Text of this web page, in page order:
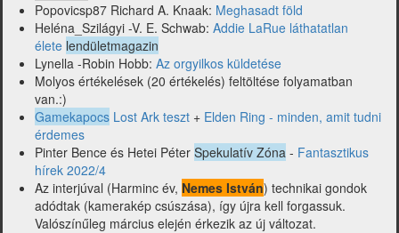
Popovicsp87 Richard A. Knaak: Meghasadt föld
Heléna_Szilágyi -V. E. Schwab: Addie LaRue láthatatlan
élete lendületmagazin
Lynella -Robin Hobb: Az orgyilkos küldetése
Molyos értékelések (20 értékelés) feltöltése folyamatban
van.:)
Gamekapocs Lost Ark teszt + Elden Ring - minden, amit tudni
érdemes
Pinter Bence és Hetei Péter Spekulatív Zóna - Fantasztikus
hírek 2022/4
Az interjúval (Harminc év, Nemes István) technikai gondok
adódtak (kamerakép csúszása), így újra kell forgassuk.
Valószínűleg március elején érkezik az új változat.